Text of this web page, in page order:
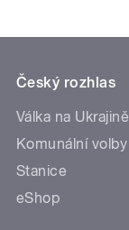
Český rozhlas
Válka na Ukrajině
Komunální volby
Stanice
eShop